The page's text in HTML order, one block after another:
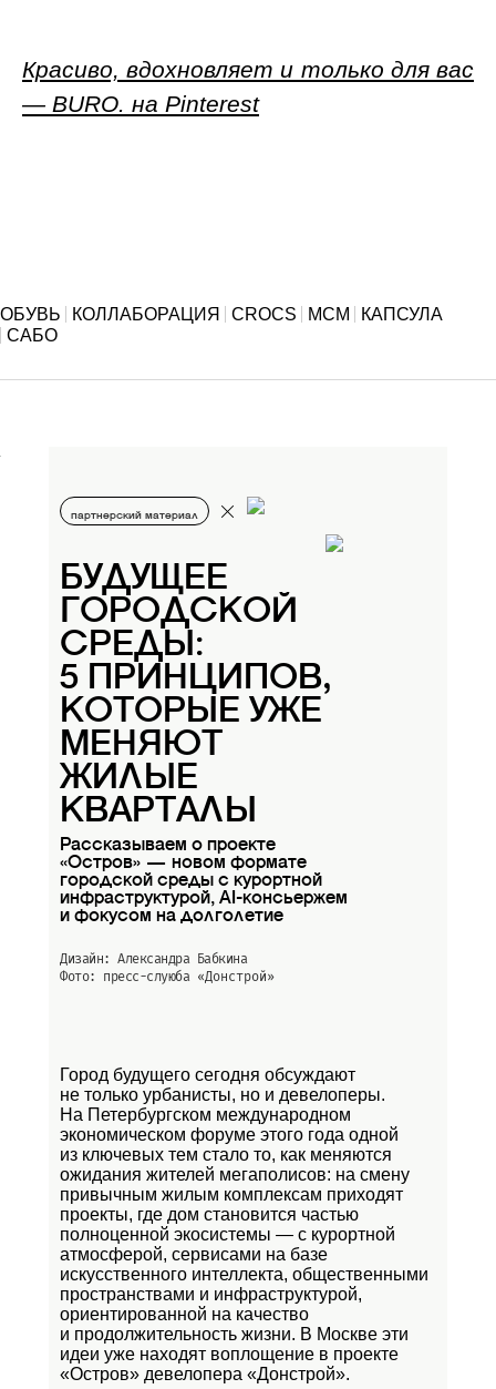
Красиво, вдохновляет и только для вас
— BURO. на Pinterest
ОБУВЬ КОЛЛАБОРАЦИЯ CROCS MCM
КАПСУЛА
САБО
партнерский материал
БУДУЩЕЕ
ГОРОДСКОЙ
СРЕДЫ:
5 ПРИНЦИПОВ,
КОТОРЫЕ УЖЕ
МЕНЯЮТ
ЖИЛЫЕ
КВАРТАЛЫ
Рассказываем о проекте
«Остров» — новом формате
городской среды с курортной
инфраструктурой, AI-консьержем
и фокусом на долголетие
Дизайн: Александра Бабкина
Фото: пресс-слуюба «Донстрой»
Город будущего сегодня обсуждают
не только урбанисты, но и девелоперы.
На Петербургском международном
экономическом форуме этого года одной
из ключевых тем стало то, как меняются
ожидания жителей мегаполисов: на смену
привычным жилым комплексам приходят
проекты, где дом становится частью
полноценной экосистемы — с курортной
атмосферой, сервисами на базе
искусственного интеллекта, общественными
пространствами и инфраструктурой,
ориентированной на качество
и продолжительность жизни. В Москве эти
идеи уже находят воплощение в проекте
«Остров» девелопера «Донстрой».